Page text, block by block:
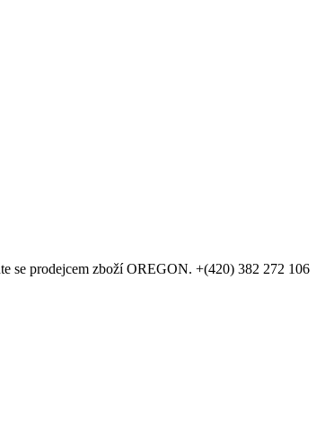
se prodejcem zboží OREGON. +(420) 382 272 106